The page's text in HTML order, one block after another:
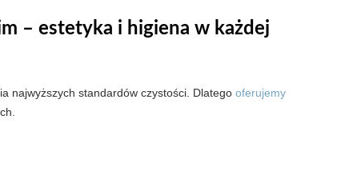
– estetyka i higiena w każdej
najwyższych standardów czystości. Dlatego oferujemy